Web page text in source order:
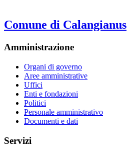
Comune di Calangianus
Amministrazione
Organi di governo
Aree amministrative
Uffici
Enti e fondazioni
Politici
Personale amministrativo
Documenti e dati
Servizi